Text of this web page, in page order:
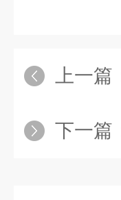
上一篇
下一篇